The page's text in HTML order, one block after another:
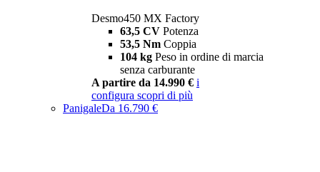
Desmo450 MX Factory
63,5 CV Potenza
53,5 Nm Coppia
104 kg Peso in ordine di marcia
senza carburante
A partire da 14.990 € i
configura scopri di più
PanigaleDa 16.790 €